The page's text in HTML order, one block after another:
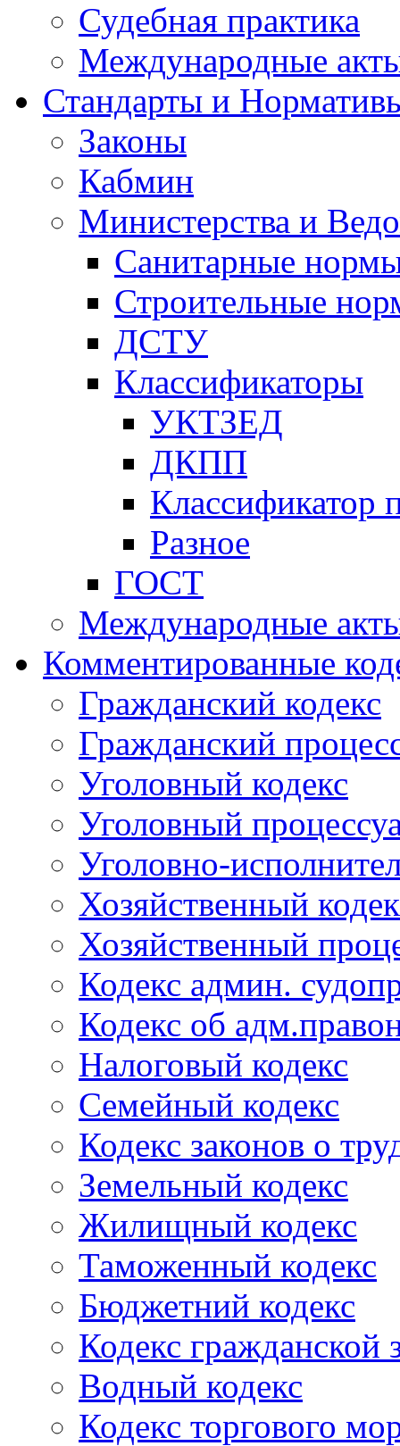
Судебная практика
Международные
Стандарты и
Законы
Кабмин
Министерства и
Санитарные
Строительные
ДСТУ
Классификаторы
УКТЗЕД
ДКПП
Классификатор
Разное
ГОСТ
Международные
Комментированные
Гражданский кодекс
Гражданский
Уголовный кодекс
Уголовный
Уголовно-
Хозяйственный
Хозяйственный
Кодекс админ.
Кодекс об
Налоговый кодекс
Семейный кодекс
Кодекс законов о
Земельный кодекс
Жилищный кодекс
Таможенный кодекс
Бюджетний кодекс
Кодекс гражданской
Водный кодекс
Кодекс торгового